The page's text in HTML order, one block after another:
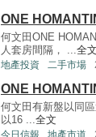
ONE
何文田ONE
人套房間隔， ...全文
地產投資 二手市場
ONE
何文田有新盤以同
以16 ...全文
今日信報 地產市道